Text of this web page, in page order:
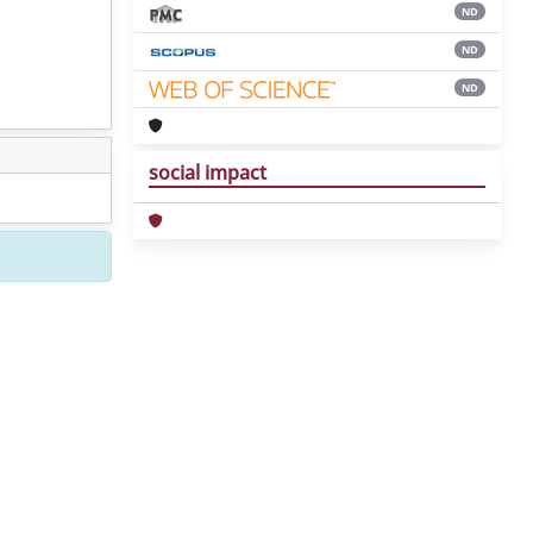
ND
ND
ND
social impact